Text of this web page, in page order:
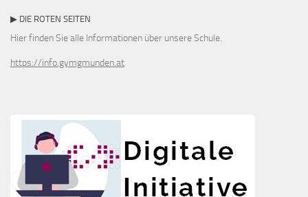
▶ DIE ROTEN SEITEN
Hier finden Sie alle Informationen über unsere Schule.
https://info.gymgmunden.at